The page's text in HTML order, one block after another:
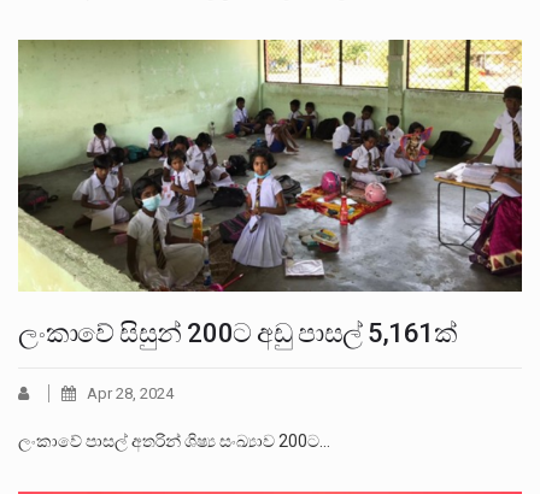
ලංකාවේ සිසුන් 200ට අඩු පාසල් 5,161ක්
Apr 28, 2024
ලංකාවේ පාසල් අතරින් ශිෂ්‍ය සංඛ්‍යාව 200ට…